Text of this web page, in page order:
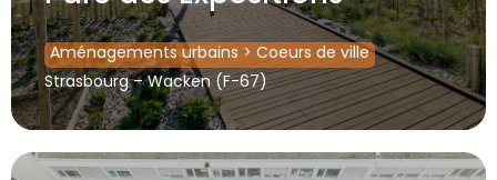
Aménagements urbains > Coeurs de ville
Strasbourg – Wacken (F-67)